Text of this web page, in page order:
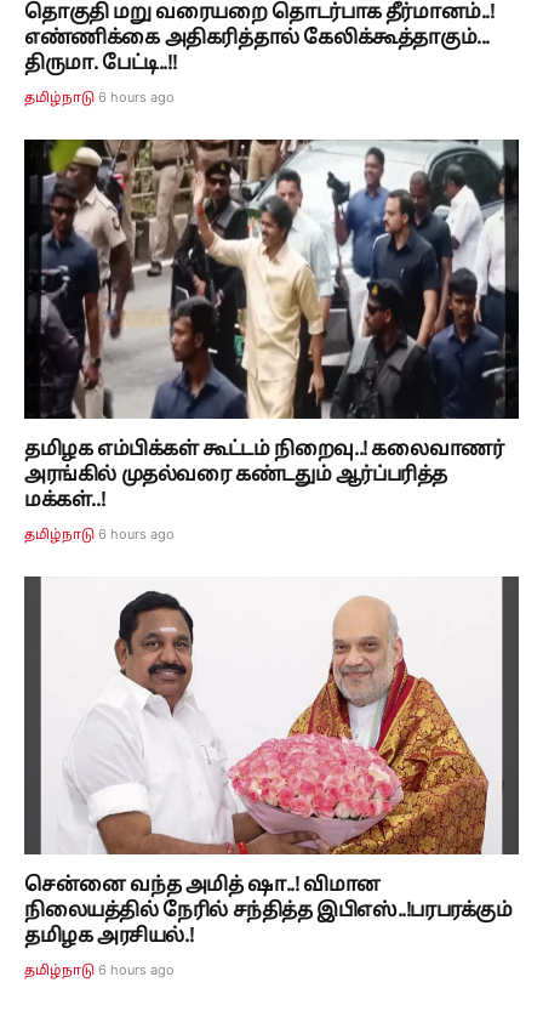
தொகுதி மறு வரையறை தொடர்பாக தீர்மானம்..!
எண்ணிக்கை அதிகரித்தால் கேலிக்கூத்தாகும்...
திருமா. பேட்டி..!!
தமிழ்நாடு 6 hours ago
தமிழக எம்பிக்கள் கூட்டம் நிறைவு..! கலைவாணர்
அரங்கில் முதல்வரை கண்டதும் ஆர்ப்பரித்த
மக்கள்..!
தமிழ்நாடு 6 hours ago
சென்னை வந்த அமித் ஷா..! விமான
நிலையத்தில் நேரில் சந்தித்த இபிஎஸ்..!பரபரக்கும்
தமிழக அரசியல்.!
தமிழ்நாடு 6 hours ago